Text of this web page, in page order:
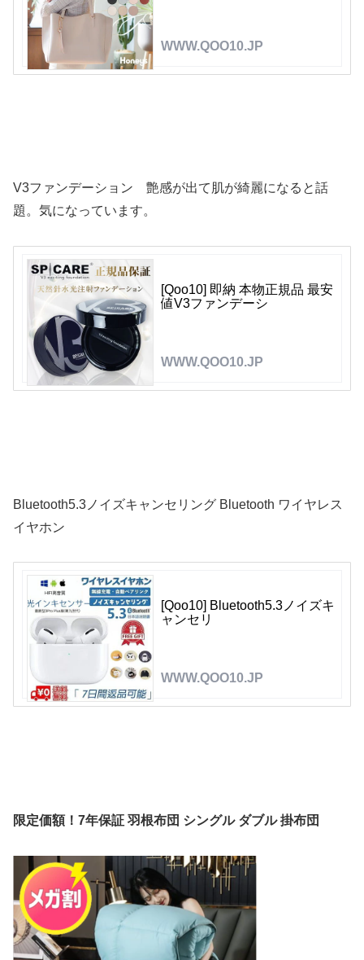
WWW.QOO10.JP
V3ファンデーション 艶感が出て肌が綺麗になると話
題。気になっています。
[Qoo10] 即納 本物正規品 最安
値V3ファンデーシ
WWW.QOO10.JP
Bluetooth5.3ノイズキャンセリング Bluetooth ワイヤレス
イヤホン
[Qoo10] Bluetooth5.3ノイズキ
ャンセリ
WWW.QOO10.JP
限定価額！7年保証 羽根布団 シングル ダブル 掛布団